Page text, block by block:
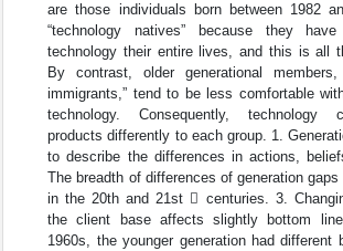
are those individuals born between 1982
“technology natives” because they
technology their entire lives, and this is all
By contrast, older generational
immigrants,” tend to be less comfortable
technology. Consequently, technology
products differently to each group. 1.
to describe the differences in actions,
The breadth of differences of generation
in the 20th and 21st  centuries. 3.
the client base affects slightly bottom
1960s, the younger generation had different